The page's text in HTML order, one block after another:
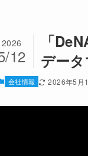
「
データ
2026
12
会社情報 2026年5月